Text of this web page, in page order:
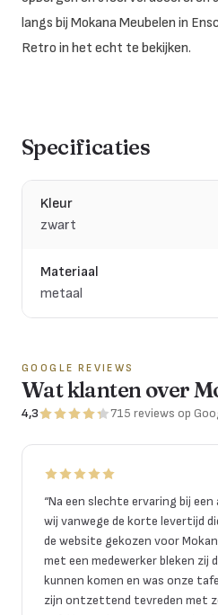
langs bij Mokana Meubelen in
Retro in het echt te bekijken.
Specificaties
Kleur
zwart
Materiaal
metaal
GOOGLE REVIEWS
Wat klanten over
4,3 715 reviews op
“Na een slechte ervaring bij
wij vanwege de korte levertijd
de website gekozen voor
met een medewerker bleken
kunnen komen en was onze
zijn ontzettend tevreden met